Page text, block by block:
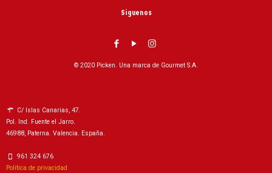
Siguenos
© 2020 Picken. Una marca de Gourmet S.A.
C/ Islas Canarias, 47.
Pol. Ind. Fuente el Jarro.
46988, Paterna. Valencia. España.
961 324 676
Política de privacidad